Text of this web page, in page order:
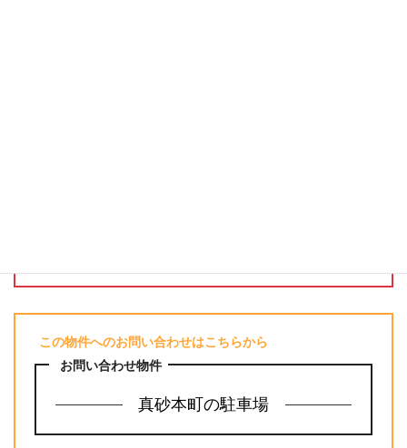
この物件へのお問い合わせはこちらから
お問い合わせ物件
真砂本町の駐車場